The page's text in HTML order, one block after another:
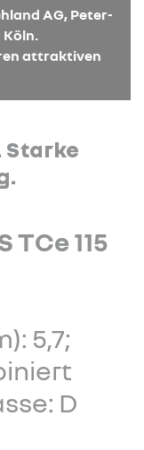
AG, Peter-
Köln.
attraktiven
Starke
TCe 115
5,7;
D